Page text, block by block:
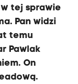
tej sprawie
Pan widzi
temu
Pawlak
On